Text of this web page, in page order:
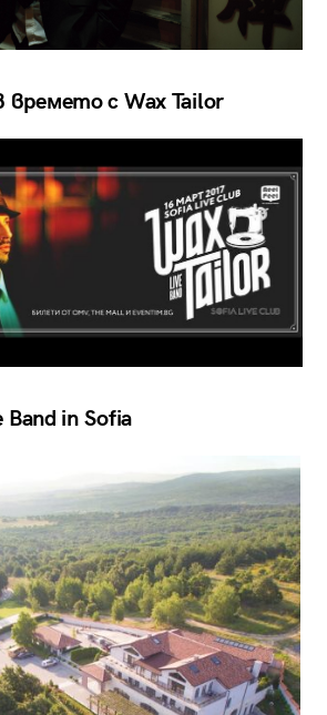
с Wax Tailor
Band in Sofia